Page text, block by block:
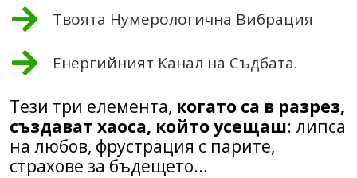
Твоята Нумерологична Вибрация
Енергийният Канал на Съдбата.
Тези три елемента, когато са в разрез,
създават хаоса, който усещаш: липса
на любов, фрустрация с парите,
страхове за бъдещето…